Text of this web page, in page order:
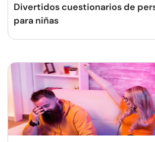
Divertidos cuestionarios de
para niñas